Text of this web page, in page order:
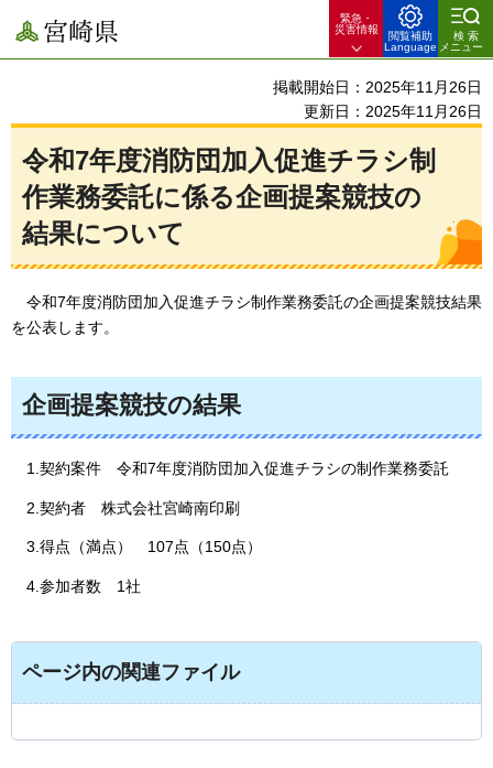
宮崎県
緊急・
災害情報
閲覧補助
Language
検索
メニュー
掲載開始日：2025年11月26日
更新日：2025年11月26日
令和7年度消防団加入促進チラシ制
作業務委託に係る企画提案競技の
結果について
令和7年度消防団加入促進チラシ制作業務委託の企画提案競技結果
を公表します。
企画提案競技の結果
1.契約案件 令和7年度消防団加入促進チラシの制作業務委託
2.契約者 株式会社宮崎南印刷
3.得点（満点） 107点（150点）
4.参加者数 1社
ページ内の関連ファイル